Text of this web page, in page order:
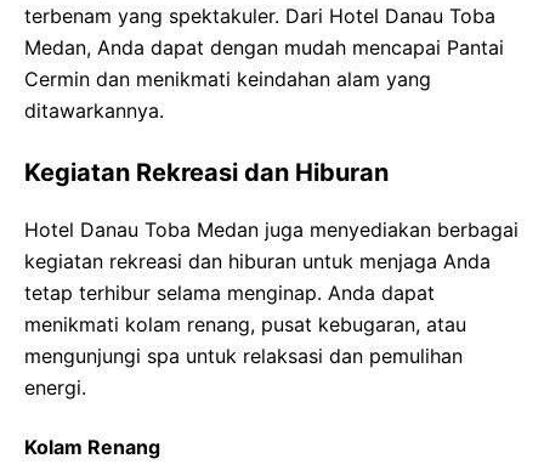
terbenam yang spektakuler. Dari Hotel Danau Toba
Medan, Anda dapat dengan mudah mencapai Pantai
Cermin dan menikmati keindahan alam yang
ditawarkannya.
Kegiatan Rekreasi dan Hiburan
Hotel Danau Toba Medan juga menyediakan berbagai
kegiatan rekreasi dan hiburan untuk menjaga Anda
tetap terhibur selama menginap. Anda dapat
menikmati kolam renang, pusat kebugaran, atau
mengunjungi spa untuk relaksasi dan pemulihan
energi.
Kolam Renang